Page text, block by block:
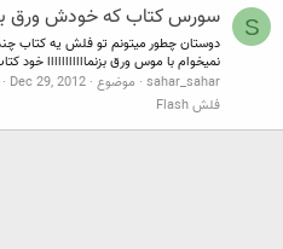
S سورس کتاب که خودش ورق
دوستان چطور میتونم تو فلش یه کتاب
نمیخوام با موس ورق بزنمااااااااااا خود
sahar_sahar موضوع Dec 29, 2012
فلش Flash